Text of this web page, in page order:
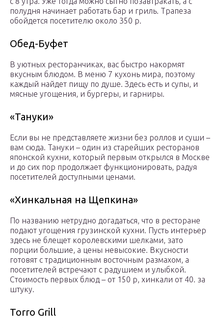
полудня начинает работать бар и гриль. Трапеза
обойдется посетителю около 350 р.
Обед-Буфет
В уютных ресторанчиках, вас быстро накормят
вкусным блюдом. В меню 7 кухонь мира, поэтому
каждый найдет пищу по душе. Здесь есть и супы, и
мясные угощения, и бургеры, и гарниры.
«Тануки»
Если вы не представляете жизни без роллов и суши –
вам сюда. Тануки – один из старейших ресторанов
японской кухни, который первым открылся в Москве
и до сих пор продолжает функционировать, радуя
посетителей доступными ценами.
«Хинкальная на Щепкина»
По названию нетрудно догадаться, что в ресторане
подают угощения грузинской кухни. Пусть интерьер
здесь не блещет королевскими шелками, зато
порции большие, а цены невысокие. Вкусности
готовят с традиционным восточным размахом, а
посетителей встречают с радушием и улыбкой.
Стоимость первых блюд – от 150 р, хинкали от 40. за
штуку.
Torro Grill